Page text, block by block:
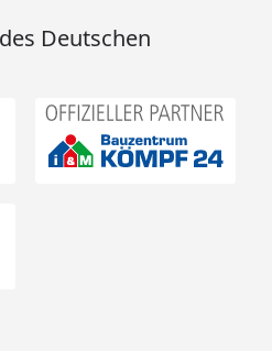
Deutschen